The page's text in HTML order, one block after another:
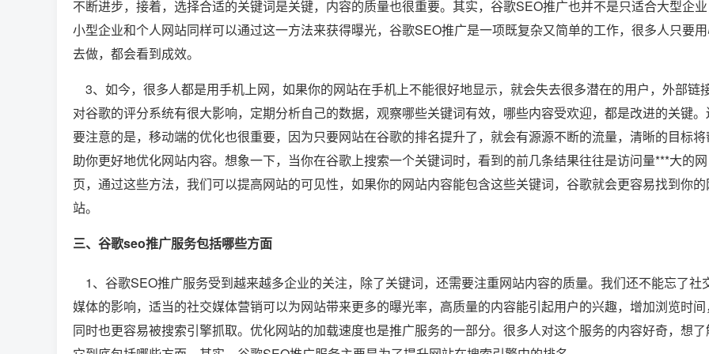
不断进步，接着，选择合适的关键词是关键，内容的质量也很重要。其实，谷歌SEO推广也并不是只适合大型企业
小型企业和个人网站同样可以通过这一方法来获得曝光，谷歌SEO推广是一项既复杂又简单的工作，很多人只要
去做，都会看到成效。
3、如今，很多人都是用手机上网，如果你的网站在手机上不能很好地显示，就会失去很多潜在的用户，外部链
对谷歌的评分系统有很大影响，定期分析自己的数据，观察哪些关键词有效，哪些内容受欢迎，都是改进的关键
要注意的是，移动端的优化也很重要，因为只要网站在谷歌的排名提升了，就会有源源不断的流量，清晰的目标将
助你更好地优化网站内容。想象一下，当你在谷歌上搜索一个关键词时，看到的前几条结果往往是访问量***大的网
页，通过这些方法，我们可以提高网站的可见性，如果你的网站内容能包含这些关键词，谷歌就会更容易找到你的
站。
三、谷歌seo推广服务包括哪些方面
1、谷歌SEO推广服务受到越来越多企业的关注，除了关键词，还需要注重网站内容的质量。我们还不能忘了社
媒体的影响，适当的社交媒体营销可以为网站带来更多的曝光率，高质量的内容能引起用户的兴趣，增加浏览时间
同时也更容易被搜索引擎抓取。优化网站的加载速度也是推广服务的一部分。很多人对这个服务的内容好奇，想